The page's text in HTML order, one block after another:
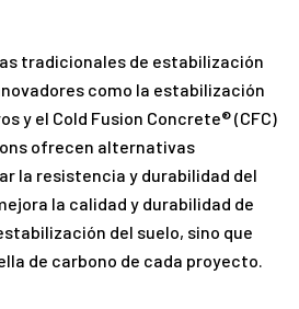
tradicionales de estabilización
como la estabilización
y el Cold Fusion Concrete® (CFC)
ofrecen alternativas
la resistencia y durabilidad del
la calidad y durabilidad de
del suelo, sino que
de carbono de cada proyecto.